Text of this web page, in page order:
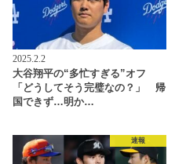
2025.2.2
大谷翔平の“多忙すぎる”オフ
「どうしてそう完璧なの？」 帰
国できず…明か…
速報